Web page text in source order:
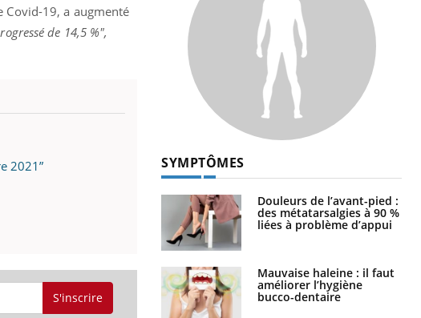
Covid-19, a augmenté
de 14,5 %",
2021”
S'inscrire
SYMPTÔMES
Douleurs de l’avant-pied :
des métatarsalgies à 90 %
liées à problème d’appui
Mauvaise haleine : il faut
améliorer l’hygiène
bucco-dentaire